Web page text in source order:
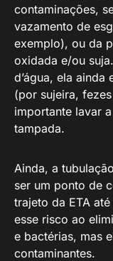
contaminações,
vazamento de
exemplo), ou da
oxidada e/ou
d’água, ela
(por sujeira,
importante lavar
tampada.
Ainda, a
ser um ponto de
trajeto da ETA
esse risco ao
e bactérias, mas
contaminantes.